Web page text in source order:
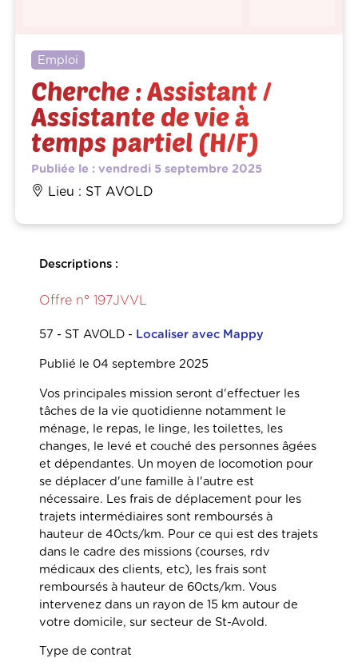
Emploi
Cherche : Assistant /
Assistante de vie à
temps partiel (H/F)
Publiée le : vendredi 5 septembre 2025
Lieu : ST AVOLD
Descriptions :
Offre n° 197JVVL
57 - ST AVOLD - Localiser avec Mappy
Publié le 04 septembre 2025
Vos principales mission seront d'effectuer les
tâches de la vie quotidienne notamment le
ménage, le repas, le linge, les toilettes, les
changes, le levé et couché des personnes âgées
et dépendantes. Un moyen de locomotion pour
se déplacer d'une famille à l'autre est
nécessaire. Les frais de déplacement pour les
trajets intermédiaires sont remboursés à
hauteur de 40cts/km. Pour ce qui est des trajets
dans le cadre des missions (courses, rdv
médicaux des clients, etc), les frais sont
remboursés à hauteur de 60cts/km. Vous
intervenez dans un rayon de 15 km autour de
votre domicile, sur secteur de St-Avold.
Type de contrat